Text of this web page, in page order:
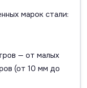
марок стали:
— от малых
(от 10 мм до